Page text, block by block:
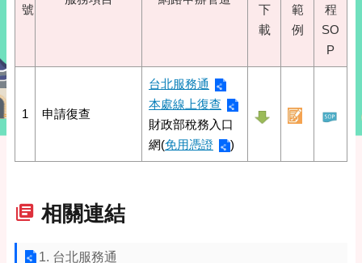
號
下
載
範
例
程
SO
P
1 申請復查
台北服務通
本處線上復查
財政部稅務入口
網(免用憑證 )
相關連結
1. 台北服務通